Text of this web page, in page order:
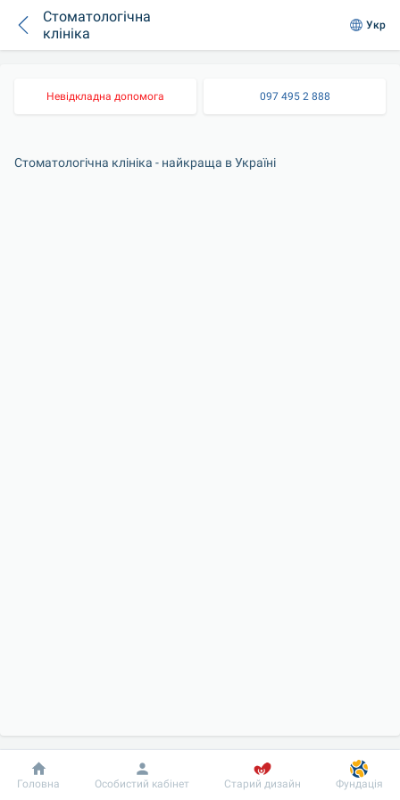
Стоматологічна
клініка
Укр
Невідкладна допомога 097 495 2 888
Стоматологічна клініка - найкраща в Україні
Добробут Інформація Пацієнту
Головна Особистий кабінет Старий дизайн Фундація